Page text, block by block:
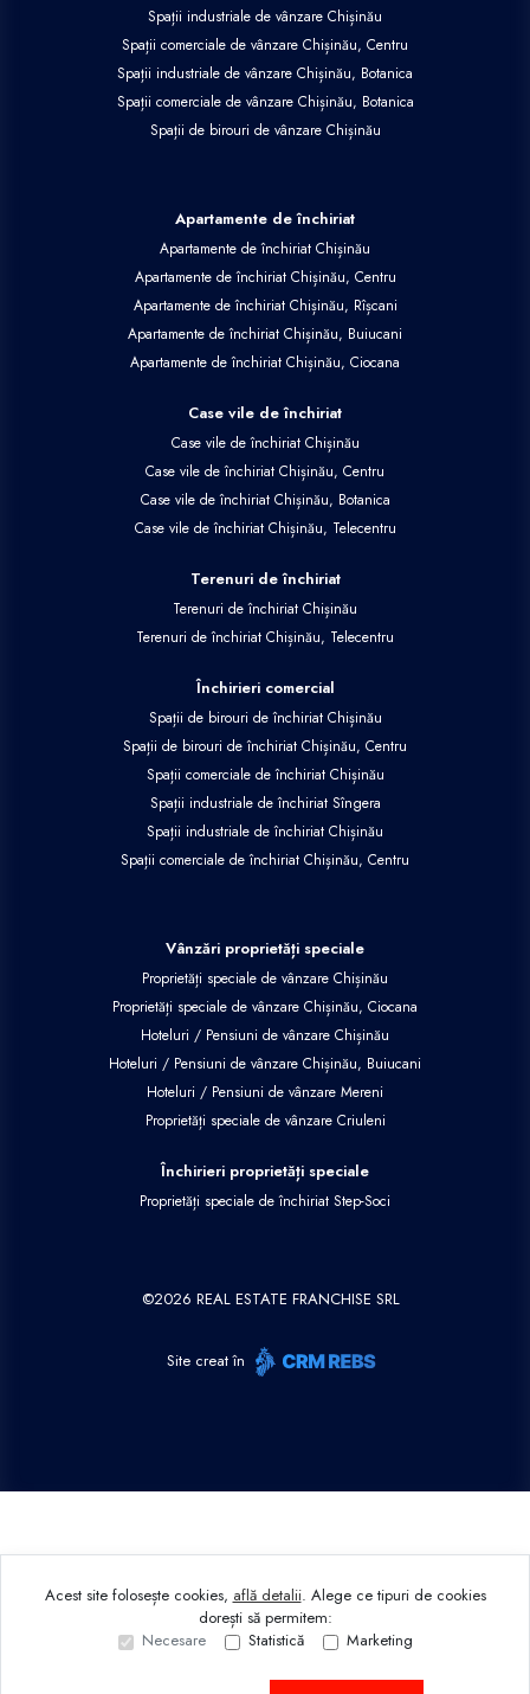
Spații industriale de vânzare Chișinău
Spații comerciale de vânzare Chișinău, Centru
Spații industriale de vânzare Chișinău, Botanica
Spații comerciale de vânzare Chișinău, Botanica
Spații de birouri de vânzare Chișinău
Apartamente de închiriat
Apartamente de închiriat Chișinău
Apartamente de închiriat Chișinău, Centru
Apartamente de închiriat Chișinău, Rîșcani
Apartamente de închiriat Chișinău, Buiucani
Apartamente de închiriat Chișinău, Ciocana
Case vile de închiriat
Case vile de închiriat Chișinău
Case vile de închiriat Chișinău, Centru
Case vile de închiriat Chișinău, Botanica
Case vile de închiriat Chișinău, Telecentru
Terenuri de închiriat
Terenuri de închiriat Chișinău
Terenuri de închiriat Chișinău, Telecentru
Închirieri comercial
Spații de birouri de închiriat Chișinău
Spații de birouri de închiriat Chișinău, Centru
Spații comerciale de închiriat Chișinău
Spații industriale de închiriat Sîngera
Spații industriale de închiriat Chișinău
Spații comerciale de închiriat Chișinău, Centru
Vânzări proprietăți speciale
Proprietăți speciale de vânzare Chișinău
Proprietăți speciale de vânzare Chișinău, Ciocana
Hoteluri / Pensiuni de vânzare Chișinău
Hoteluri / Pensiuni de vânzare Chișinău, Buiucani
Hoteluri / Pensiuni de vânzare Mereni
Proprietăți speciale de vânzare Criuleni
Închirieri proprietăți speciale
Proprietăți speciale de închiriat Step-Soci
©2026 REAL ESTATE FRANCHISE SRL
Site creat în
Acest site folosește cookies, află detalii. Alege ce tipuri de cookies
dorești să permitem:
Necesare
Statistică Marketing